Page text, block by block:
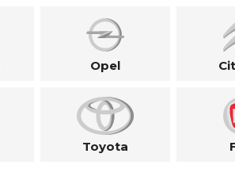
Opel
Toyota